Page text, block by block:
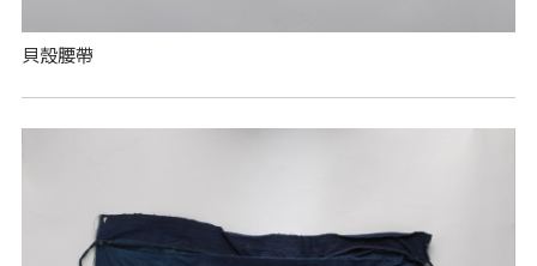
貝殼腰帶